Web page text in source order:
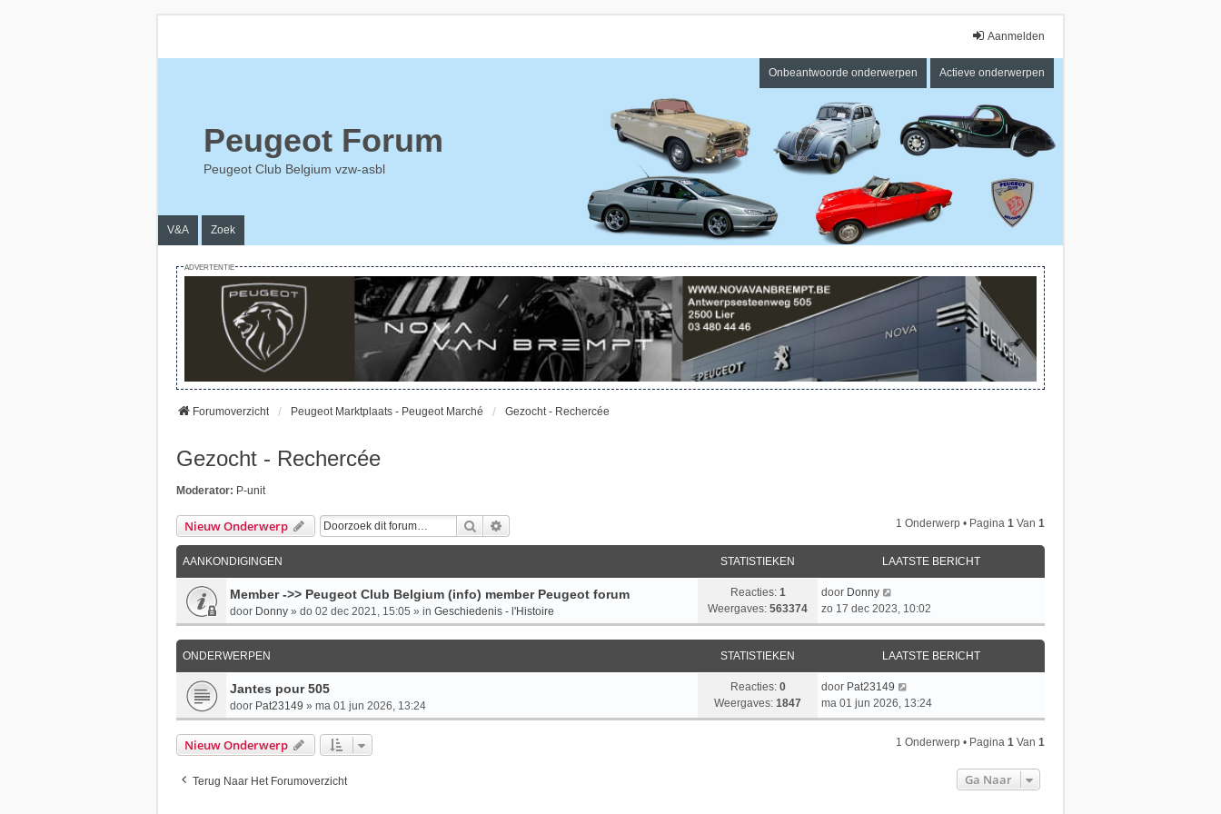
Aanmelden
Onbeantwoorde onderwerpen Actieve onderwerpen
Peugeot Forum
Peugeot Club Belgium vzw-asbl
V&A Zoek
ADVERTENTIE
Forumoverzicht Peugeot Marktplaats - Peugeot Marché Gezocht - Rechercée
Gezocht - Rechercée
Moderator: P-unit
Nieuw Onderwerp Zoek 1 Onderwerp • Pagina 1 Van 1
AANKONDIGINGEN STATISTIEKEN LAATSTE BERICHT
Member ->> Peugeot Club Belgium (info) member Peugeot forum
door Donny » do 02 dec 2021, 15:05 » in Geschiedenis - l'Histoire
Reacties: 1
Weergaves: 563374
L
a
a
t
t
e
b
e
door Donny
zo 17 dec 2023, 10:02
ONDERWERPEN STATISTIEKEN LAATSTE BERICHT
Jantes pour 505
door Pat23149 » ma 01 jun 2026, 13:24
Reacties: 0
Weergaves: 1847
L
a
a
door Pat23149
ma 01 jun 2026, 13:24
Nieuw Onderwerp 1 Onderwerp • Pagina 1 Van 1
Terug Naar Het Forumoverzicht Ga Naar